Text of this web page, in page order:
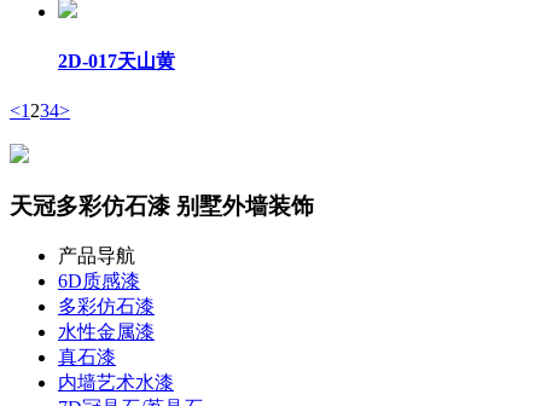
2D-017天山黄
<1 234>
天冠多彩仿石漆 别墅外墙装饰
产品导航
6D质感漆
多彩仿石漆
水性金属漆
真石漆
内墙艺术水漆